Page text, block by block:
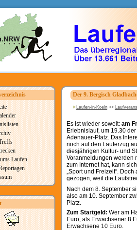
Laufen
Der 9. Bergisch
Laufen-in-Koeln>>
Es ist wieder soweit: am
Erlebnislauf, um 19.30
Adenauer-Platz. Das
noch auf den Läuferzug
diesjährigen Kultur- und
Voranmeldungen werden
zum Internet hat, kann
„Sport und Freizeit“.
gezogen, weil die
Nach dem 8. September
also am 10. September
Platz.
Zum Startgeld: Wer am
Euro, als Erwachsener 8
Erwachsene 10 Euro.